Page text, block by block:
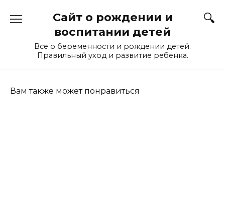
Сайт о рождении и
воспитании детей
Все о беременности и рождении детей.
Правильный уход и развитие ребенка.
Вам также может понравиться